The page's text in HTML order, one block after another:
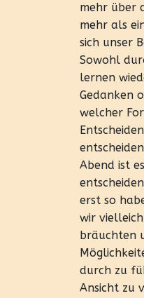
mehr über
mehr als
sich unser
Sowohl
lernen
Gedanken
welcher
Abend ist
erst so
wir
bräuchten
durch zu
Ansicht zu